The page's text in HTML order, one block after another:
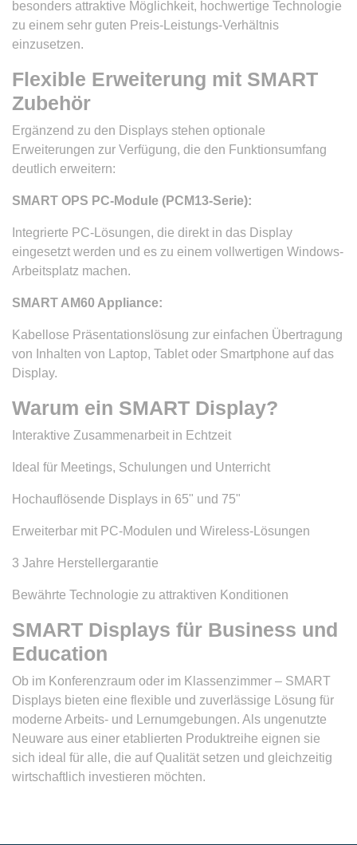
besonders attraktive Möglichkeit, hochwertige Technologie
zu einem sehr guten Preis-Leistungs-Verhältnis
einzusetzen.
Flexible Erweiterung mit SMART
Zubehör
Ergänzend zu den Displays stehen optionale
Erweiterungen zur Verfügung, die den Funktionsumfang
deutlich erweitern:
SMART OPS PC-Module (PCM13-Serie):
Integrierte PC-Lösungen, die direkt in das Display
eingesetzt werden und es zu einem vollwertigen Windows-
Arbeitsplatz machen.
SMART AM60 Appliance:
Kabellose Präsentationslösung zur einfachen Übertragung
von Inhalten von Laptop, Tablet oder Smartphone auf das
Display.
Warum ein SMART Display?
Interaktive Zusammenarbeit in Echtzeit
Ideal für Meetings, Schulungen und Unterricht
Hochauflösende Displays in 65" und 75"
Erweiterbar mit PC-Modulen und Wireless-Lösungen
3 Jahre Herstellergarantie
Bewährte Technologie zu attraktiven Konditionen
SMART Displays für Business und
Education
Ob im Konferenzraum oder im Klassenzimmer – SMART
Displays bieten eine flexible und zuverlässige Lösung für
moderne Arbeits- und Lernumgebungen. Als ungenutzte
Neuware aus einer etablierten Produktreihe eignen sie
sich ideal für alle, die auf Qualität setzen und gleichzeitig
wirtschaftlich investieren möchten.